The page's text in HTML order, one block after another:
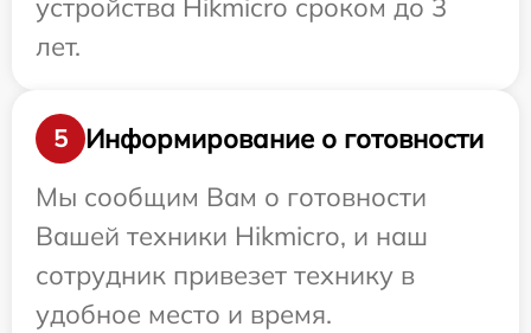
устройства Hikmicro сроком до 3
лет.
5
Информирование о готовности
Мы сообщим Вам о готовности
Вашей техники Hikmicro, и наш
сотрудник привезет технику в
удобное место и время.